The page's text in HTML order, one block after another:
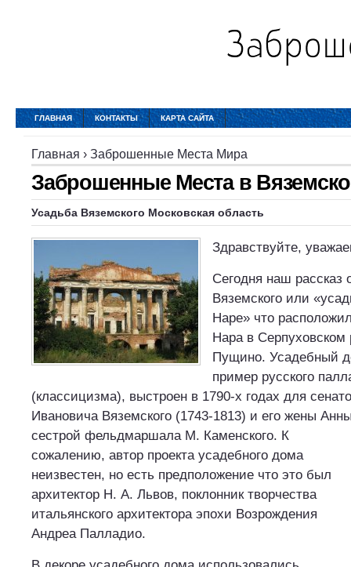
ГЛАВНАЯ КОНТАКТЫ КАРТА САЙТА
Главная › Заброшенные Места Мира
Заброшенные Места в
Усадьба Вяземского Московская область
Здравствуйте,
Сегодня наш рассказ
Вяземского или
Наре» что
Нара в Серпуховском
Пущино. Усадебный
пример русского
(классицизма), выстроен в 1790-х годах для
Ивановича Вяземского (1743-1813) и его жены
сестрой фельдмаршала М. Каменского. К
сожалению, автор проекта усадебного дома
неизвестен, но есть предположение что это был
архитектор Н. А. Львов, поклонник творчества
итальянского архитектора эпохи Возрождения
Андреа Палладио.